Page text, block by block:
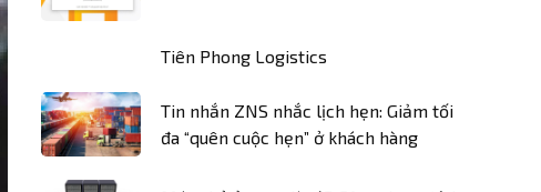
Tiên Phong Logistics
Tin nhắn ZNS nhắc lịch hẹn: Giảm tối
đa “quên cuộc hẹn” ở khách hàng